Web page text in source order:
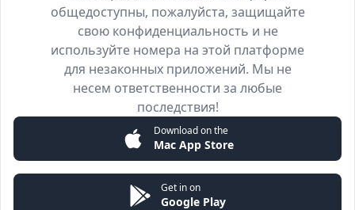
общедоступны, пожалуйста, защищайте
свою конфиденциальность и не
используйте номера на этой платформе
для незаконных приложений. Мы не
несем ответственности за любые
последствия!
Download on the
Mac App Store
Get in on
Google Play